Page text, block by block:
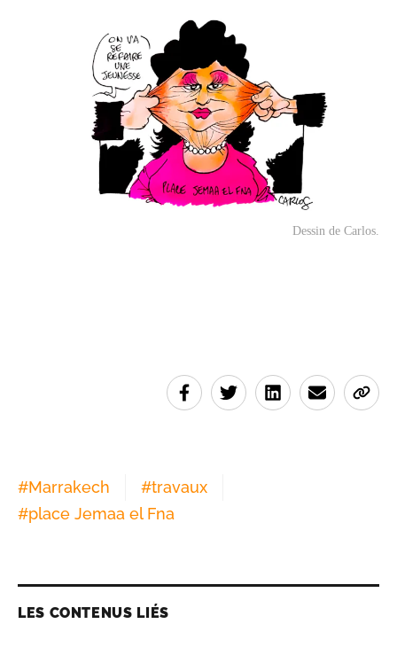
Dessin de Carlos.
#Marrakech #travaux
#place Jemaa el Fna
LES CONTENUS LIÉS